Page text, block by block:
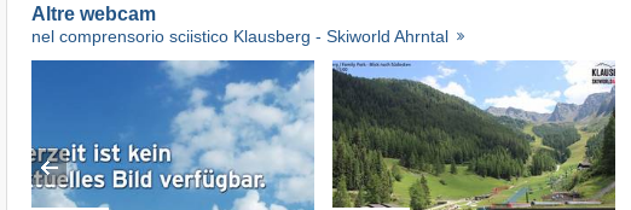
Altre webcam
nel comprensorio sciistico Klausberg - Skiworld Ahrntal